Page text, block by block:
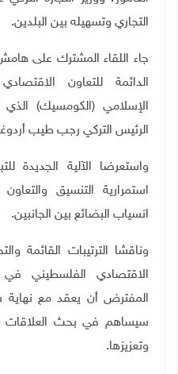
التجاري وتسهيله بين البلدين.
جاء اللقاء المشترك على هامش
الدائمة للتعاون
الإسلامي (الكومسيك) الذي
الرئيس التركي رجب طيب
واستعرضا الآلية الجديدة
استمرارية التنسيق
انسياب البضائع بين الجانبين.
وناقشا الترتيبات القائمة
الاقتصادي الفلسطيني
المفترض أن يعقد مع نهاية
سيساهم في بحث العلاقات
وتعزيزها.